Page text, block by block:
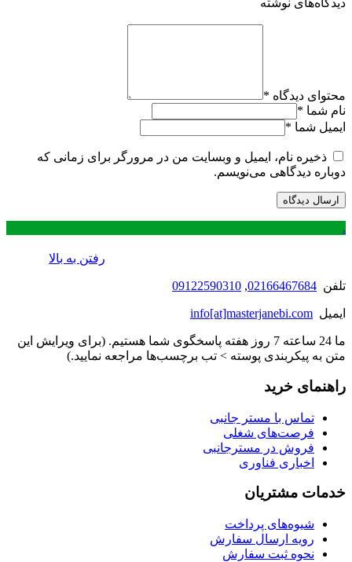
محتوای دیدگاه *
نام شما *
ایمیل شما *
ذخیره نام، ایمیل و وبسایت من در مرورگر برای زمانی که
دوباره دیدگاهی می‌نویسم.
.
رفتن به بالا
تلفن 02166467684
,
09122590310
ایمیل info[at]masterjanebi.com
ما 24 ساعته 7 روز هفته پاسخگوی شما هستیم. (برای ویرایش این
متن به پیکربندی پوسته > تب برچسب‌ها مراجعه نمایید.)
راهنمای خرید
تماس با مستر جانبی
فرصت‌های شغلی
فروش در مسترجانبی
اخباری فناوری
خدمات مشتریان
شیوه‌های پرداخت
رویه ارسال سفارش
نحوه ثبت سفارش